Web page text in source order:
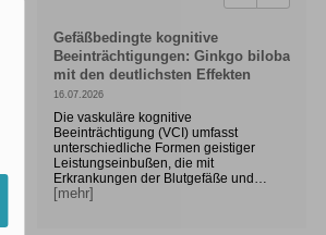
Gefäßbedingte kognitive
Beeinträchtigungen: Ginkgo biloba
mit den deutlichsten Effekten
16.07.2026
Die vaskuläre kognitive
Beeinträchtigung (VCI) umfasst
unterschiedliche Formen geistiger
Leistungseinbußen, die mit
Erkrankungen der Blutgefäße und…
[mehr]